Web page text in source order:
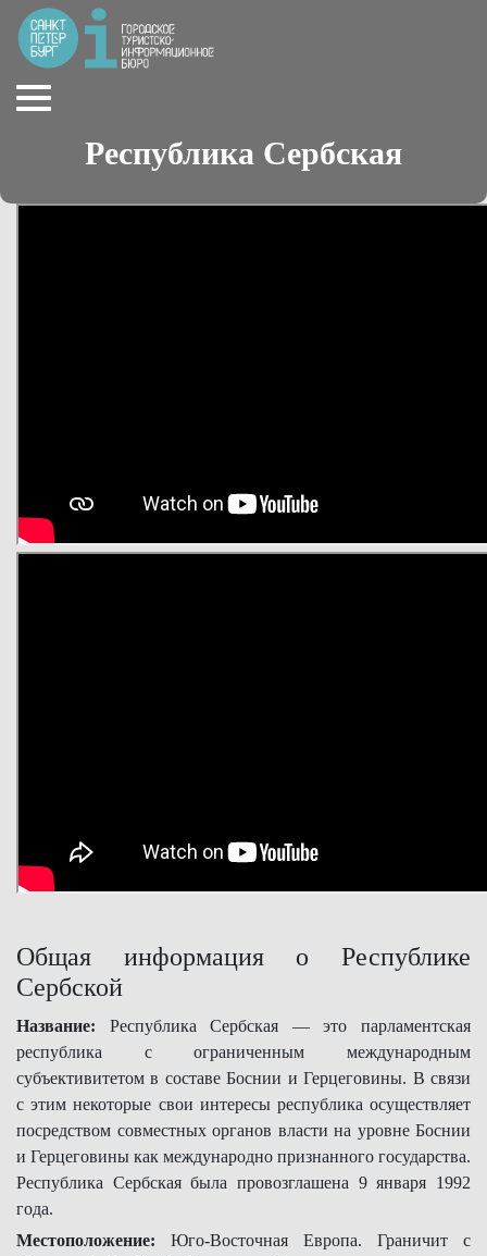
Республика Сербская
Общая информация о Республике
Сербской
Название: Республика Сербская — это парламентская
республика с ограниченным международным
субъективитетом в составе Боснии и Герцеговины. В связи
с этим некоторые свои интересы республика осуществляет
посредством совместных органов власти на уровне Боснии
и Герцеговины как международно признанного государства.
Республика Сербская была провозглашена 9 января 1992
года.
Местоположение: Юго-Восточная Европа. Граничит с